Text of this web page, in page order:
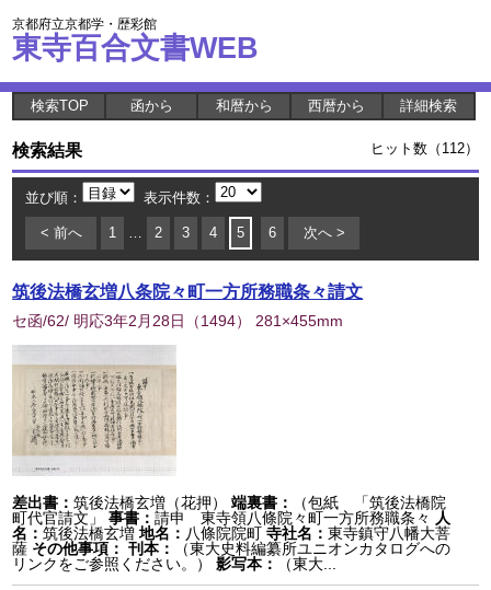
京都府立京都学・歴彩館
東寺百合文書WEB
検索TOP 函から 和暦から 西暦から 詳細検索
検索結果 ヒット数（112）
並び順： 表示件数：
< 前へ 1 … 2 3 4 5 6 次へ >
筑後法橋玄増八条院々町一方所務職条々請文
セ函/62/ 明応3年2月28日 （1494） 281×455mm
差出書：筑後法橋玄増（花押） 端裏書：
（包紙 「筑後法橋院
町代官請文」
事書：請申 東寺領八條院々町一方所務職条々
人
名：筑後法橋玄増 地名： 八條院院町 寺社名：東寺鎮守八幡大菩
薩 その他事項： 刊本：
（東大史料編纂所ユニオンカタログへの
リンクをご参照ください。）
影写本： （東大...